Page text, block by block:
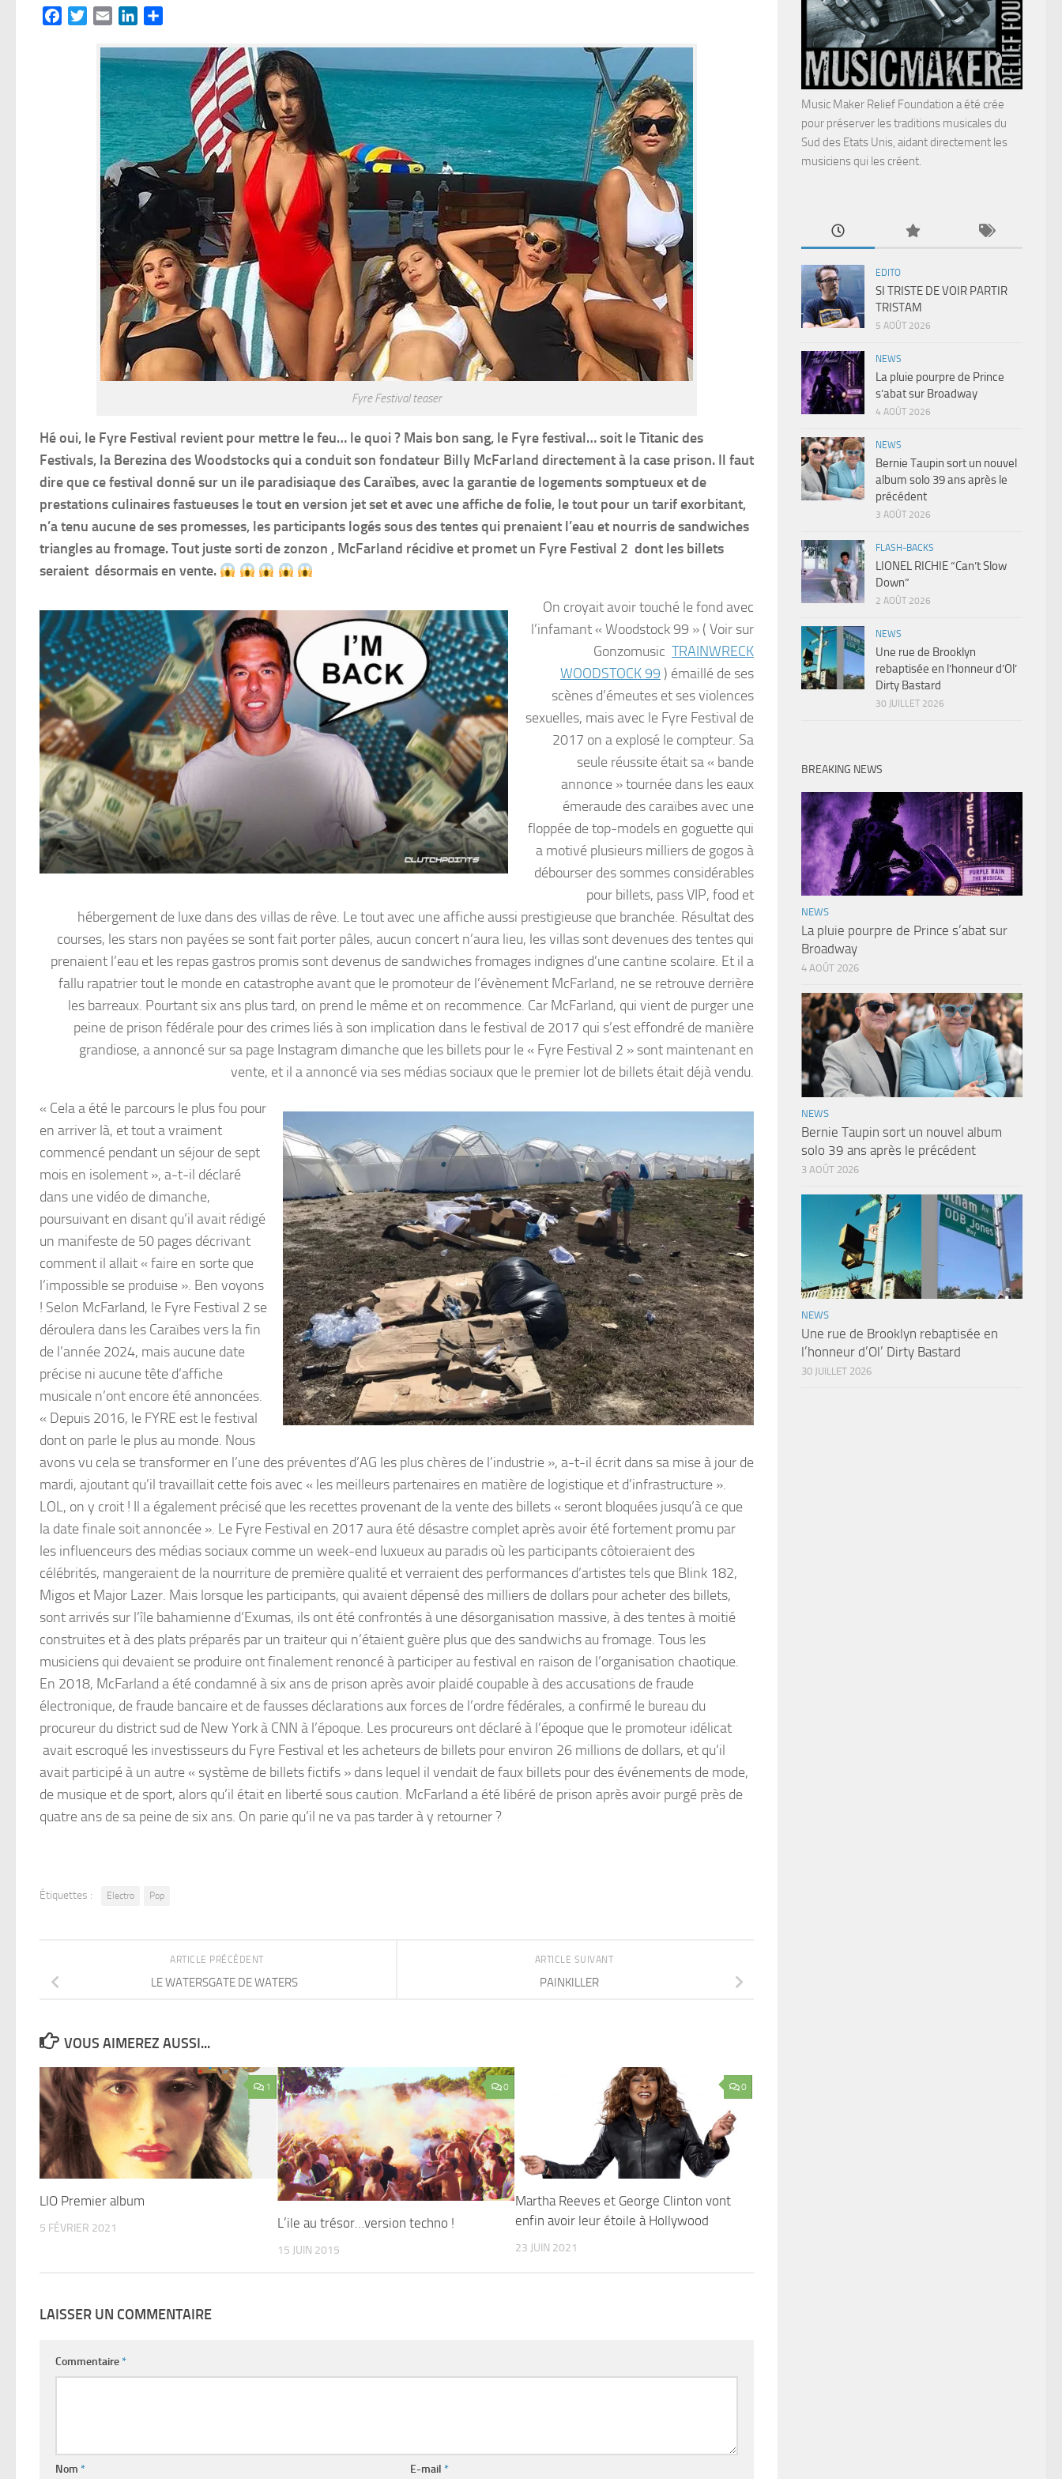
FacebookTwitterEmail LinkedIn
Fyre Festival teaser
Hé oui, le Fyre Festival revient pour mettre le feu… le quoi ? Mais bon sang, le Fyre festival… soit le Titanic des
Festivals, la Berezina des Woodstocks qui a conduit son fondateur Billy McFarland directement à la case prison. Il faut
dire que ce festival donné sur un ile paradisiaque des Caraïbes, avec la garantie de logements somptueux et de
prestations culinaires fastueuses le tout en version jet set et avec une affiche de folie, le tout pour un tarif exorbitant,
n’a tenu aucune de ses promesses, les participants logés sous des tentes qui prenaient l’eau et nourris de sandwiches
triangles au fromage. Tout juste sorti de zonzon , McFarland récidive et promet un Fyre Festival 2 dont les billets
seraient désormais en vente.
On croyait avoir touché le fond avec
l’infamant « Woodstock 99 » ( Voir sur
Gonzomusic TRAINWRECK
WOODSTOCK 99 ) émaillé de ses
scènes d’émeutes et ses violences
sexuelles, mais avec le Fyre Festival de
2017 on a explosé le compteur. Sa
seule réussite était sa « bande
annonce » tournée dans les eaux
émeraude des caraïbes avec une
floppée de top-models en goguette qui
a motivé plusieurs milliers de gogos à
débourser des sommes considérables
pour billets, pass VIP, food et
hébergement de luxe dans des villas de rêve. Le tout avec une affiche aussi prestigieuse que branchée. Résultat des
courses, les stars non payées se sont fait porter pâles, aucun concert n’aura lieu, les villas sont devenues des tentes qui
prenaient l’eau et les repas gastros promis sont devenus de sandwiches fromages indignes d’une cantine scolaire. Et il a
fallu rapatrier tout le monde en catastrophe avant que le promoteur de l’évènement McFarland, ne se retrouve derrière
les barreaux. Pourtant six ans plus tard, on prend le même et on recommence. Car McFarland, qui vient de purger une
peine de prison fédérale pour des crimes liés à son implication dans le festival de 2017 qui s’est effondré de manière
grandiose, a annoncé sur sa page Instagram dimanche que les billets pour le « Fyre Festival 2 » sont maintenant en
vente, et il a annoncé via ses médias sociaux que le premier lot de billets était déjà vendu.
« Cela a été le parcours le plus fou pour
en arriver là, et tout a vraiment
commencé pendant un séjour de sept
mois en isolement », a-t-il déclaré
dans une vidéo de dimanche,
poursuivant en disant qu’il avait rédigé
un manifeste de 50 pages décrivant
comment il allait « faire en sorte que
l’impossible se produise ». Ben voyons
! Selon McFarland, le Fyre Festival 2 se
déroulera dans les Caraïbes vers la fin
de l’année 2024, mais aucune date
précise ni aucune tête d’affiche
musicale n’ont encore été annoncées.
« Depuis 2016, le FYRE est le festival
dont on parle le plus au monde. Nous
avons vu cela se transformer en l’une des préventes d’AG les plus chères de l’industrie », a-t-il écrit dans sa mise à jour de
mardi, ajoutant qu’il travaillait cette fois avec « les meilleurs partenaires en matière de logistique et d’infrastructure ».
LOL, on y croit ! Il a également précisé que les recettes provenant de la vente des billets « seront bloquées jusqu’à ce que
la date finale soit annoncée ». Le Fyre Festival en 2017 aura été désastre complet après avoir été fortement promu par
les influenceurs des médias sociaux comme un week-end luxueux au paradis où les participants côtoieraient des
célébrités, mangeraient de la nourriture de première qualité et verraient des performances d’artistes tels que Blink 182,
Migos et Major Lazer. Mais lorsque les participants, qui avaient dépensé des milliers de dollars pour acheter des billets,
sont arrivés sur l’île bahamienne d’Exumas, ils ont été confrontés à une désorganisation massive, à des tentes à moitié
construites et à des plats préparés par un traiteur qui n’étaient guère plus que des sandwichs au fromage. Tous les
musiciens qui devaient se produire ont finalement renoncé à participer au festival en raison de l’organisation chaotique.
En 2018, McFarland a été condamné à six ans de prison après avoir plaidé coupable à des accusations de fraude
électronique, de fraude bancaire et de fausses déclarations aux forces de l’ordre fédérales, a confirmé le bureau du
procureur du district sud de New York à CNN à l’époque. Les procureurs ont déclaré à l’époque que le promoteur idélicat
avait escroqué les investisseurs du Fyre Festival et les acheteurs de billets pour environ 26 millions de dollars, et qu’il
avait participé à un autre « système de billets fictifs » dans lequel il vendait de faux billets pour des événements de mode,
de musique et de sport, alors qu’il était en liberté sous caution. McFarland a été libéré de prison après avoir purgé près de
quatre ans de sa peine de six ans. On parie qu’il ne va pas tarder à y retourner ?
Étiquettes : Electro Pop
ARTICLE SUIVANT
PAINKILLER
ARTICLE PRÉCÉDENT
LE WATERSGATE DE WATERS
VOUS AIMEREZ AUSSI...
1
LIO Premier album
5 FÉVRIER 2021
0
L’ile au trésor…version techno !
15 JUIN 2015
0
Martha Reeves et George Clinton vont
enfin avoir leur étoile à Hollywood
23 JUIN 2021
LAISSER UN COMMENTAIRE
Commentaire*
Nom * E-mail*
Music Maker Relief Foundation a été crée
pour préserver les traditions musicales du
Sud des Etats Unis, aidant directement les
musiciens qui les créent.
EDITO
SI TRISTE DE VOIR PARTIR
TRISTAM
5 AOÛT 2026
NEWS
La pluie pourpre de Prince
s’abat sur Broadway
4 AOÛT 2026
NEWS
Bernie Taupin sort un nouvel
album solo 39 ans après le
précédent
3 AOÛT 2026
FLASH-BACKS
LIONEL RICHIE “Can’t Slow
Down”
2 AOÛT 2026
NEWS
Une rue de Brooklyn
rebaptisée en l’honneur d’Ol’
Dirty Bastard
30 JUILLET 2026
BREAKING NEWS
NEWS
La pluie pourpre de Prince s’abat sur
Broadway
4 AOÛT 2026
NEWS
Bernie Taupin sort un nouvel album
solo 39 ans après le précédent
3 AOÛT 2026
NEWS
Une rue de Brooklyn rebaptisée en
l’honneur d’Ol’ Dirty Bastard
30 JUILLET 2026